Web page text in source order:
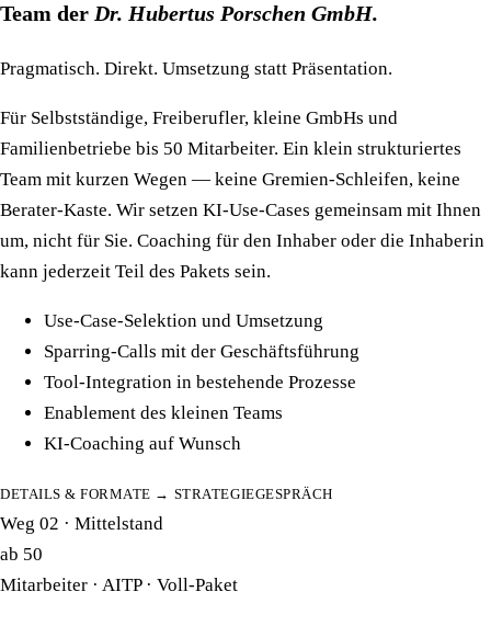
Team der Dr. Hubertus Porschen GmbH.
Pragmatisch. Direkt. Umsetzung statt Präsentation.
Für Selbstständige, Freiberufler, kleine GmbHs und
Familienbetriebe bis 50 Mitarbeiter. Ein klein strukturiertes
Team mit kurzen Wegen — keine Gremien-Schleifen, keine
Berater-Kaste. Wir setzen KI-Use-Cases gemeinsam mit Ihnen
um, nicht für Sie. Coaching für den Inhaber oder die Inhaberin
kann jederzeit Teil des Pakets sein.
Use-Case-Selektion und Umsetzung
Sparring-Calls mit der Geschäftsführung
Tool-Integration in bestehende Prozesse
Enablement des kleinen Teams
KI-Coaching auf Wunsch
DETAILS & FORMATE → STRATEGIEGESPRÄCH
Weg 02 · Mittelstand
ab 50
Mitarbeiter · AITP · Voll-Paket